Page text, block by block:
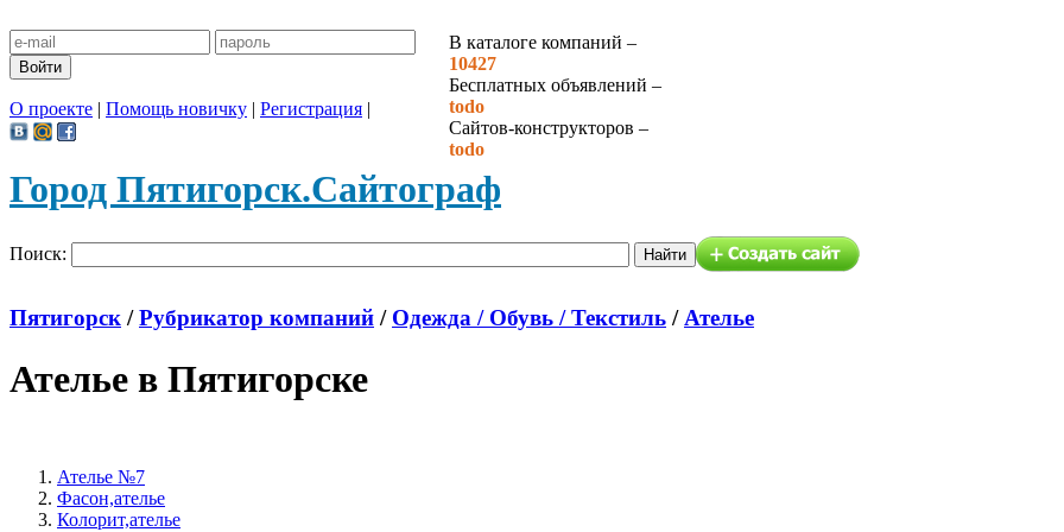
В каталоге компаний –
10427
Бесплатных объявлений –
todo
Сайтов-конструкторов –
todo
О проекте | Помощь новичку | Регистрация |
Город Пятигорск.Сайтограф
Поиск:
Пятигорск /Рубрикатор компаний / Одежда / Обувь / Текстиль /Ателье
Ателье в Пятигорске
Ателье №7
Фасон,ателье
Колорит,ателье